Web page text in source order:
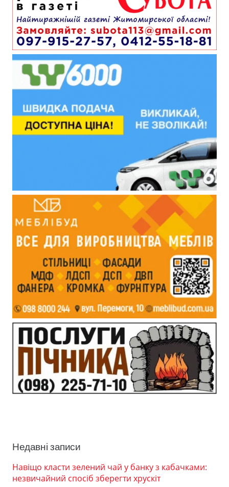
Недавні записи
Навіщо класти зелений чай у банку з кабачками:
незвичайний спосіб зберегти хрускіт